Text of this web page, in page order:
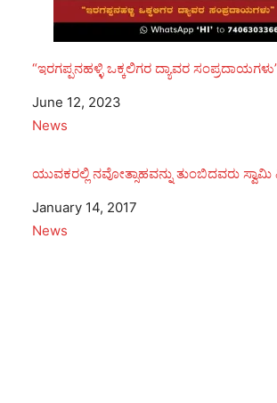
“ಇರಗಪ್ಪನಹಳ್ಳಿ ಒಕ್ಕಲಿಗರ ದ್ಯಾವರ
Date
June 12, 2023
In relation to
News
ಯುವಕರಲ್ಲಿ ನವೋತ್ಸಾಹವನ್ನು ತುಂಬಿದವರು
Date
January 14, 2017
In relation to
News